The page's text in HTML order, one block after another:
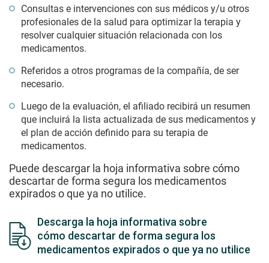
Consultas e intervenciones con sus médicos y/u otros
profesionales de la salud para optimizar la terapia y
resolver cualquier situación relacionada con los
medicamentos.
Referidos a otros programas de la compañía, de ser
necesario.
Luego de la evaluación, el afiliado recibirá un resumen
que incluirá la lista actualizada de sus medicamentos y
el plan de acción definido para su terapia de
medicamentos.
Puede descargar la hoja informativa sobre cómo
descartar de forma segura los medicamentos
expirados o que ya no utilice.
Descarga la hoja informativa sobre
cómo descartar de forma segura los
medicamentos expirados o que ya no utilice